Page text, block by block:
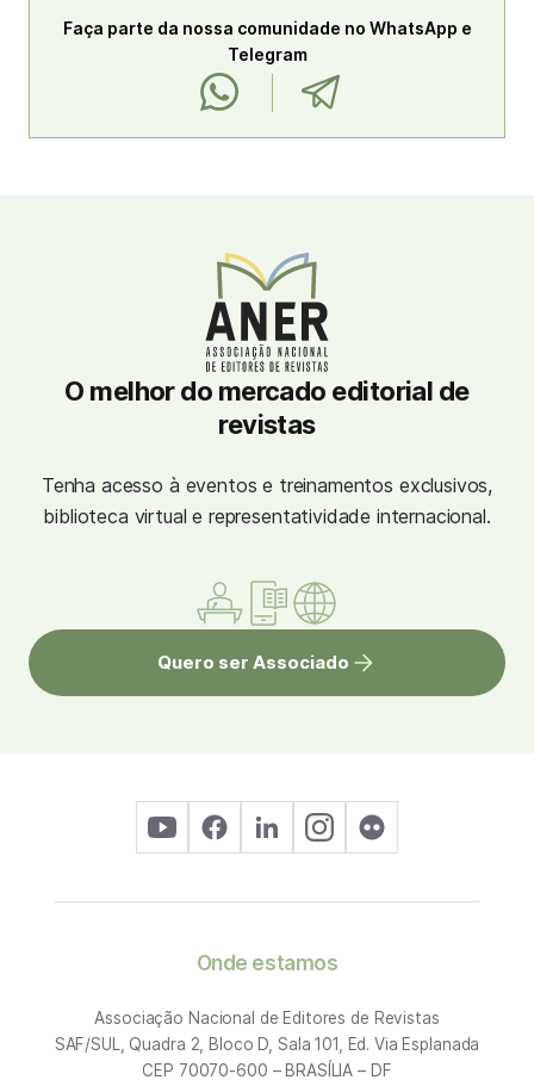
Faça parte da nossa comunidade no WhatsApp e
Telegram
O melhor do mercado editorial de
revistas
Tenha acesso à eventos e treinamentos exclusivos,
biblioteca virtual e representatividade internacional.
Quero ser Associado
Onde estamos
Associação Nacional de Editores de Revistas
SAF/SUL, Quadra 2, Bloco D, Sala 101, Ed. Via Esplanada
CEP 70070-600 – BRASÍLIA – DF